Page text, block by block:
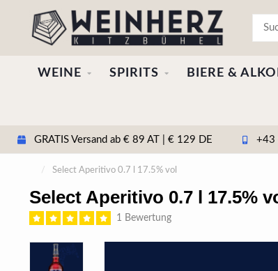
WEINE SPIRITS BIERE &
GRATIS Versand ab € 89 AT | € 129 DE +43
/ Select Aperitivo 0.7 l 17.5% vol
Select Aperitivo 0.7 l 17.5%
1 Bewertung